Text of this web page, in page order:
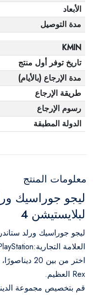
الأبعاد
مدة التوصيل
KMIN
تاريخ توفر أول منتج
مدة الإرجاع (بالأيام)
طريقة الإرجاع
رسوم الإرجاع
الدولة المطبقة
معلومات المنتج
ليجو جوراسيك
لبلايستيشن 4
ليجو جوراسيك ورلد
العلامة التجارية:PlayStation .
Rex العظيم.
قم بتخصيص مجموعة